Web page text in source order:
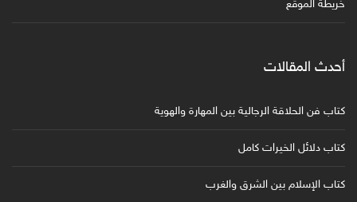
خريطة الموقع
أحدث المقالات
كتاب فن الحلاقة الرجالية بين المهارة والهوية
كتاب دلائل الخيرات كامل
كتاب الإسلام بين الشرق والغرب